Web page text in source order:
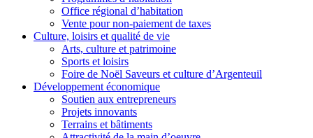
Office régional d’habitation
Vente pour non-paiement de taxes
Culture, loisirs et qualité de vie
Arts, culture et patrimoine
Sports et loisirs
Foire de Noël Saveurs et culture d’Argenteuil
Développement économique
Soutien aux entrepreneurs
Projets innovants
Terrains et bâtiments